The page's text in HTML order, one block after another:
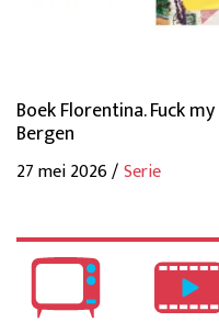
Boek Florentina. Fuck
Bergen
27 mei 2026 /Serie